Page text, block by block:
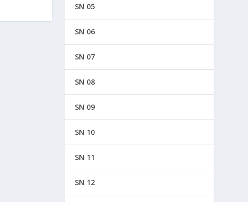
SN 05
SN 06
SN 07
SN 08
SN 09
SN 10
SN 11
SN 12